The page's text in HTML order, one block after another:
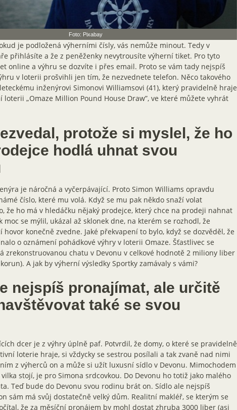
Foto: Pixabay
je podložená výherními čísly, vás nemůže minout. Tedy v
přihlásíte a že z peněženky nevytrousíte výherní tiket. Pro tyto
online a výhru se dozvíte i přes email. Proto se vám tady nejspíš
v loterii prošvihli jen tím, že nezvednete telefon. Něco takového
inženýrovi Simonovi Williamsovi (41), který pravidelně hraje
„Omaze Million Pound House Draw”, ve které můžete vyhrát
protože si myslel, že ho
hodlá uhnat svou
je náročná a vyčerpávající. Proto Simon Williams opravdu
číslo, které mu volá. Když se mu pak někdo snaží volat
že ho má v hledáčku nějaký prodejce, který chce na prodeji nahnat
moc se mýlil, ukázal až sklonek dne, na kterém se rozhodl, že
konečně zvedne. Jaké překvapení to bylo, když se dozvěděl, že
o oznámení pohádkové výhry v loterii Omaze. Šťastlivec se
zrekonstruovanou chatu v Devonu v celkové hodnotě 2 miliony liber
A jak by výherní výsledky Sportky zamávaly s vámi?
nejspíš pronajímat, ale určitě
také se svou
dcer je z výhry úplně paf. Potvrdil, že domy, o které se pravidelně
loterie hraje, si vždycky se sestrou posílali a tak zvaně nad nimi
z výherců on a může si užít luxusní sídlo v Devonu. Mimochodem
stojí, je pro Simona srdcovkou. Do Devonu ho totiž jako malého
Teď bude do Devonu svou rodinu brát on. Sídlo ale nejspíš
sám má svůj dostatečně velký dům. Realitní makléř, se kterým se
že za měsíční pronájem by mohl dostat zhruba 3000 liber (asi